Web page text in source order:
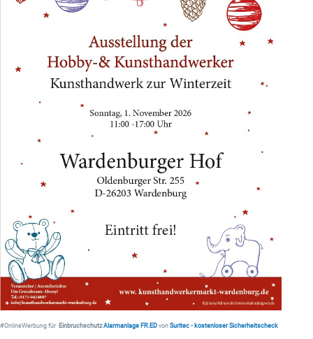
#OnlineWerbung für Einbruchschutz Alarmanlage FR.ED von Suritec • kostenloser Sicherheitscheck